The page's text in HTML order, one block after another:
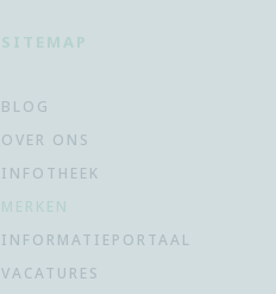
SITEMAP
BLOG
OVER ONS
INFOTHEEK
MERKEN
INFORMATIEPORTAAL
VACATURES